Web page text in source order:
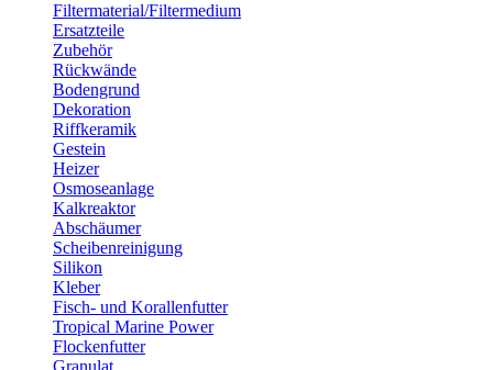
Filtermaterial/Filtermedium
Ersatzteile
Zubehör
Rückwände
Bodengrund
Dekoration
Riffkeramik
Gestein
Heizer
Osmoseanlage
Kalkreaktor
Abschäumer
Scheibenreinigung
Silikon
Kleber
Fisch- und Korallenfutter
Tropical Marine Power
Flockenfutter
Granulat